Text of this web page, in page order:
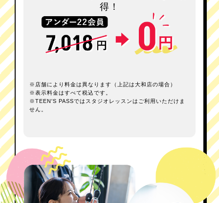
得！
※店舗により料金は異なります（上記は大和店の場合）
※表示料金はすべて税込です。
※TEEN'S PASSではスタジオレッスンはご利用いただけま
せん。